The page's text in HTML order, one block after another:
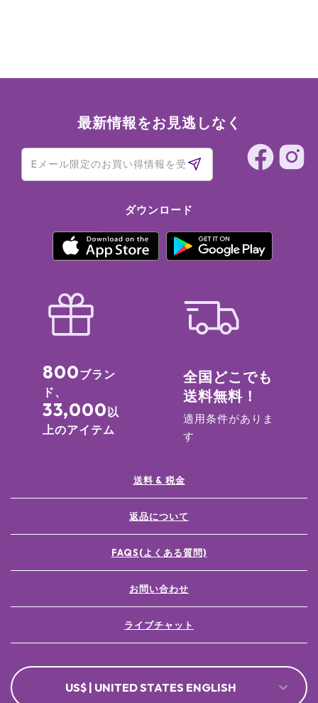
Benzoic Acid, Potassium Sorbate, Fragrance (Parfum), Citral,
最新情報をお見逃しなく
ダウンロード
800ブラン
ド、
33,000以
上のアイテム
全国どこでも
送料無料！
適用条件がありま
す
送料 & 税金
返品について
FAQS(よくある質問)
お問い合わせ
ライブチャット
US$ | UNITED STATES ENGLISH